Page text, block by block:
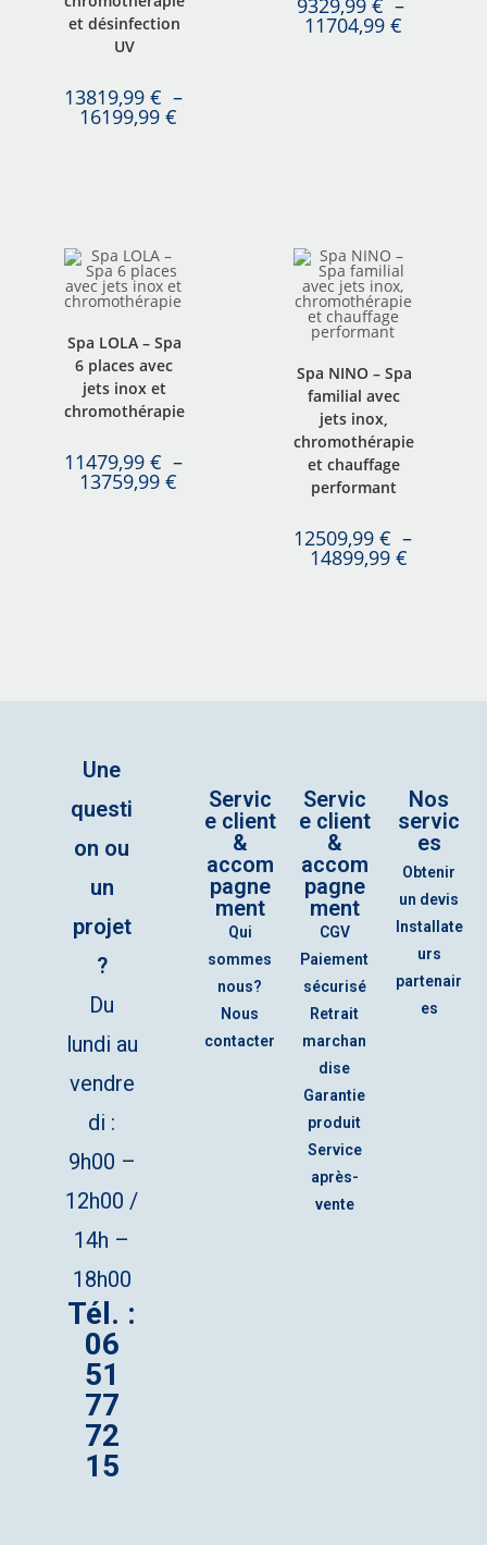
et désinfection
UV
13819,99 € –
16199,99€
11704,99 €
Spa LOLA – Spa
6 places avec
jets inox et
chromothérapie
11479,99 € –
13759,99€
Spa NINO – Spa
familial avec
jets inox,
chromothérapie
et chauffage
performant
12509,99€ –
14899,99 €
Une
questi
on ou
un
projet
?
Du
lundi au
vendre
di :
9h00 –
12h00 /
14h –
18h00
Tél. :
06
51
77
72
15
Servic
e client
&
accom
pagne
ment
Qui
sommes
nous?
Nous
contacter
Servic
e client
&
accom
pagne
ment
CGV
Paiement
sécurisé
Retrait
marchan
dise
Garantie
produit
Service
après-
vente
Nos
servic
es
Obtenir
un devis
Installate
urs
partenair
es